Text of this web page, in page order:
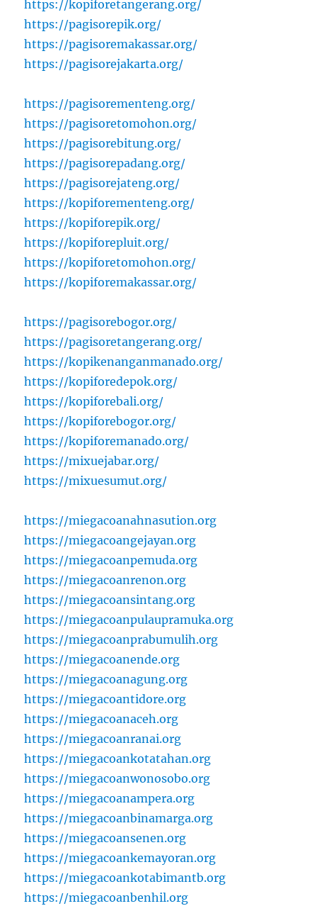
https://kopiforetangerang.org/
https://pagisorepik.org/
https://pagisoremakassar.org/
https://pagisorejakarta.org/
https://pagisorementeng.org/
https://pagisoretomohon.org/
https://pagisorebitung.org/
https://pagisorepadang.org/
https://pagisorejateng.org/
https://kopiforementeng.org/
https://kopiforepik.org/
https://kopiforepluit.org/
https://kopiforetomohon.org/
https://kopiforemakassar.org/
https://pagisorebogor.org/
https://pagisoretangerang.org/
https://kopikenanganmanado.org/
https://kopiforedepok.org/
https://kopiforebali.org/
https://kopiforebogor.org/
https://kopiforemanado.org/
https://mixuejabar.org/
https://mixuesumut.org/
https://miegacoanahnasution.org
https://miegacoangejayan.org
https://miegacoanpemuda.org
https://miegacoanrenon.org
https://miegacoansintang.org
https://miegacoanpulaupramuka.org
https://miegacoanprabumulih.org
https://miegacoanende.org
https://miegacoanagung.org
https://miegacoantidore.org
https://miegacoanaceh.org
https://miegacoanranai.org
https://miegacoankotatahan.org
https://miegacoanwonosobo.org
https://miegacoanampera.org
https://miegacoanbinamarga.org
https://miegacoansenen.org
https://miegacoankemayoran.org
https://miegacoankotabimantb.org
https://miegacoanbenhil.org